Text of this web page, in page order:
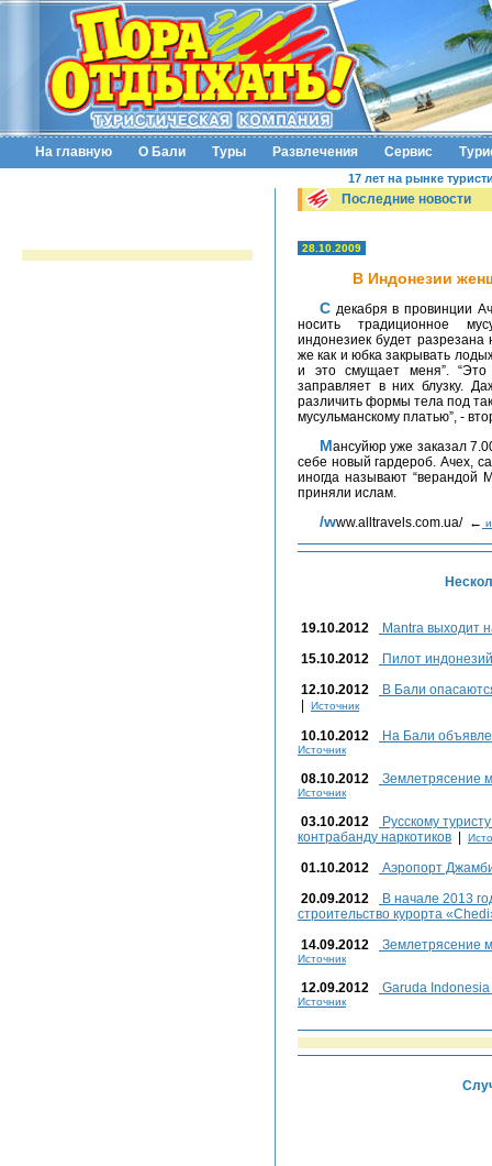
На главную О Бали Туры Развлечения Сервис
17 лет на рынке
Последние новости
28.10.2009
В Индонезии
С декабря в провинции Ачех (Индонезия) согласно закону женщин обяжут
носить традиционное
индонезиек будет
же как и юбка закрывать
и это смущает меня”.
заправляет в них блузку.
различить формы тела под
мусульманскому платью”, -
Мансуйюр уже заказал 7.000 юбок для женщин, которые не могут позволить
себе новый гардероб. Ачех,
иногда называют “верандой
приняли ислам.
/www.alltravels.com.ua/ ←
19.10.2012
Mantra выходит
15.10.2012
Пилот
12.10.2012
В Бали
Источник
10.10.2012 На Бали
Источник
08.10.2012 Землетрясение
Источник
03.10.2012
Русскому
контрабанду наркотиков
01.10.2012
Аэропорт
20.09.2012
В начале 2013
строительство курорта
14.09.2012
Землетрясение
Источник
12.09.2012 Garuda
Источник